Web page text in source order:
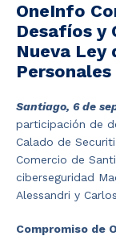
OneInfo
Desafíos y
Nueva Ley
Personales
Santiago, 6 de
participación de
Calado de
Comercio de
ciberseguridad
Alessandri y
Compromiso de